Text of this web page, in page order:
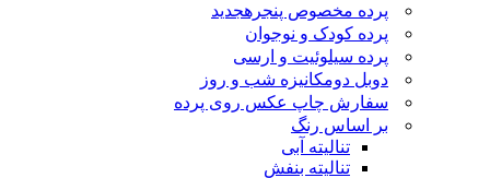
پرده مخصوص پنجره جدید
پرده کودک و نوجوان
پرده سیلوئیت و ارسی
دوبل دومکانیزه شب و روز
سفارش چاپ عکس روی پرده
بر اساس رنگ
تنالیته آبی
تنالیته بنفش